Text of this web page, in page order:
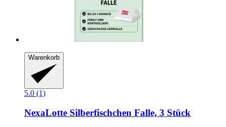
Warenkorb
5.0 (1)
NexaLotte Silberfischchen Falle, 3 Stück